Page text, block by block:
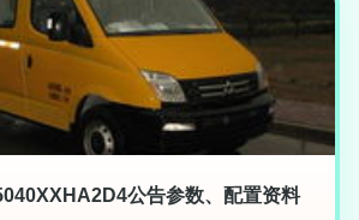
公告参数、配置资料